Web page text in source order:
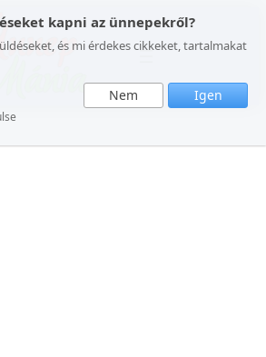
kapni az ünnepekről?
és mi érdekes cikkeket, tartalmakat
Nem Igen